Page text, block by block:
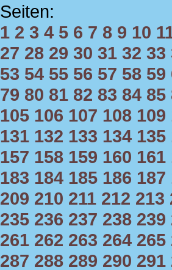
Seiten:
1 2 3 4 5 6 7 8 9 10
27 28 29 30 31 32 33
53 54 55 56 57 58 59
79 80 81 82 83 84 85
105 106 107 108 109
131 132 133 134 135
157 158 159 160 161
183 184 185 186 187
209 210 211 212 213
235 236 237 238 239
261 262 263 264 265
287 288 289 290 291